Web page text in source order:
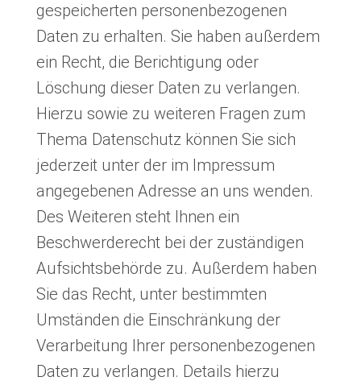
gespeicherten personenbezogenen
Daten zu erhalten. Sie haben außerdem
ein Recht, die Berichtigung oder
Löschung dieser Daten zu verlangen.
Hierzu sowie zu weiteren Fragen zum
Thema Datenschutz können Sie sich
jederzeit unter der im Impressum
angegebenen Adresse an uns wenden.
Des Weiteren steht Ihnen ein
Beschwerderecht bei der zuständigen
Aufsichtsbehörde zu. Außerdem haben
Sie das Recht, unter bestimmten
Umständen die Einschränkung der
Verarbeitung Ihrer personenbezogenen
Daten zu verlangen. Details hierzu